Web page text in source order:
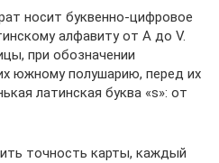
носит буквенно-цифровое
алфавиту от A до V.
при обозначении
южному полушарию, перед их
латинская буква «s»: от
точность карты, каждый